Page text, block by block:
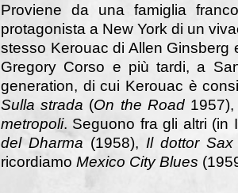
Proviene da una famiglia
protagonista a New York di un
stesso Kerouac di Allen Ginsberg
Gregory Corso e più tardi, a
generation, di cui Kerouac è
Sulla strada (On the Road1957),
metropoli. Seguono fra gli altri (in
del Dharma (1958), Il dottor Sax
ricordiamo Mexico City Blues